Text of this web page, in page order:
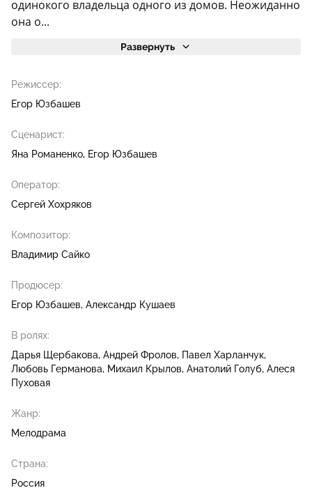
одинокого владельца одного из домов. Неожиданно
она о...
Развернуть
Режиссер:
Егор Юзбашев
Сценарист:
Яна Романенко Егор Юзбашев
Оператор:
Сергей Хохряков
Композитор:
Владимир Сайко
Продюсер:
Егор Юзбашев Александр Кушаев
В ролях:
Дарья Щербакова Андрей Фролов
Павел Харланчук
Любовь Германова Михаил Крылов Анатолий Голуб Алеся
Пуховая
Жанр:
Мелодрама
Страна:
Россия